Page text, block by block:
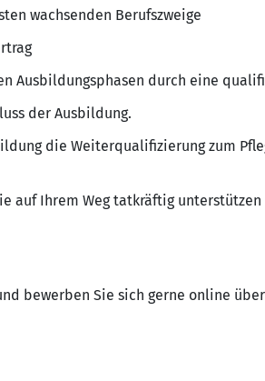
wachsenden Berufszweige
Ausbildungsphasen durch eine
der Ausbildung.
die Weiterqualifizierung zum
auf Ihrem Weg tatkräftig unterstützen
bewerben Sie sich gerne online